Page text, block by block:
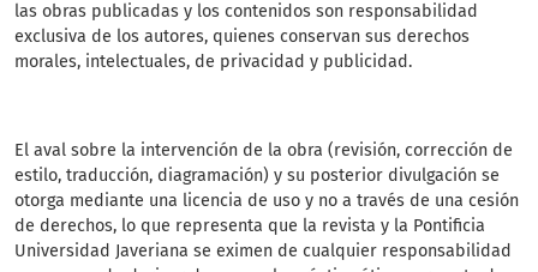
las obras publicadas y los contenidos son responsabilidad
exclusiva de los autores, quienes conservan sus derechos
morales, intelectuales, de privacidad y publicidad.
El aval sobre la intervención de la obra (revisión, corrección de
estilo, traducción, diagramación) y su posterior divulgación se
otorga mediante una licencia de uso y no a través de una cesión
de derechos, lo que representa que la revista y la Pontificia
Universidad Javeriana se eximen de cualquier responsabilidad